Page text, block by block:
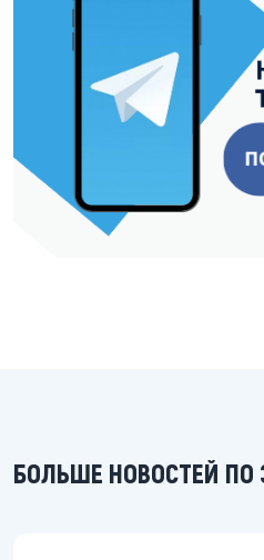
БОЛЬШЕ НОВОСТЕЙ ПО